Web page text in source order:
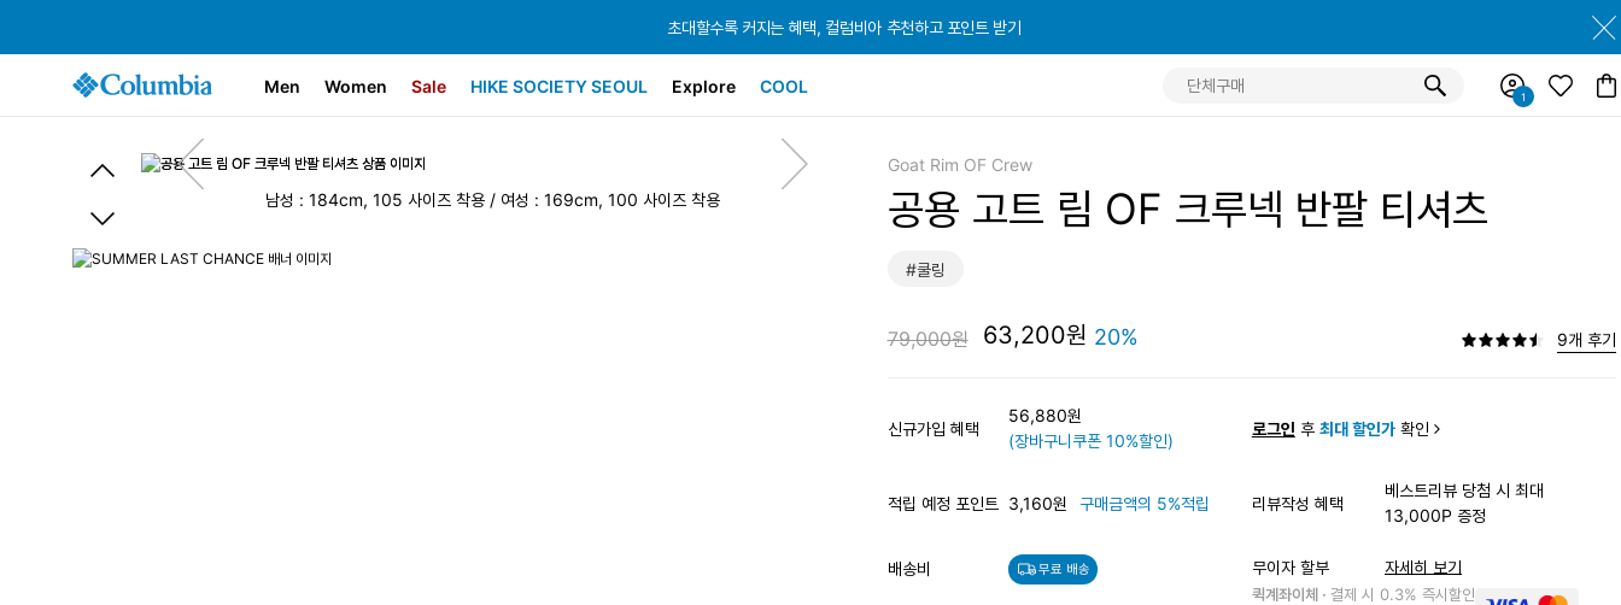
초대할수록 커지는 혜택, 컬럼비아 추천하고 포인트 받기
초대할수록 커지는 혜택, 컬럼비아 추천하고 포인트 받기
초대할수록 커지는 혜택, 컬럼비아 추천하고 포인트 받기
Men Women Sale HIKE SOCIETY SEOUL Explore COOL
남성 : 184cm, 105 사이즈 착용 / 여성 : 169cm, 100 사이즈 착용
Goat Rim OF Crew
공용 고트 림 OF 크루넥 반팔 티셔츠
#쿨링
79,000원 63,200원 20% 9개 후기
신규가입 혜택
56,880원
(장바구니쿠폰 10%할인)
로그인 후 최대 할인가확인
적립 예정 포인트 3,160원 구매금액의 5%적립 리뷰작성 혜택
베스트리뷰 당첨 시 최대
13,000P 증정
배송비 무료 배송 무이자 할부 자세히 보기
퀵계좌이체 · 결제 시 0.3% 즉시할인